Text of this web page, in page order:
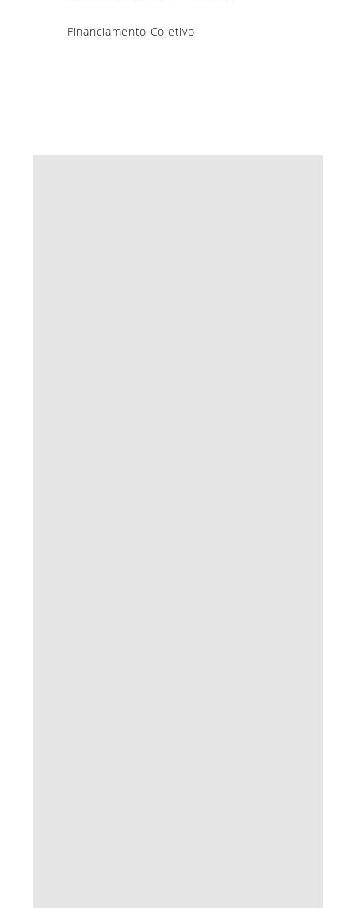
Financiamento Coletivo